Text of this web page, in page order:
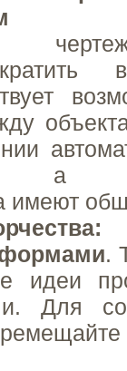
а
имеют
.
идеи
Для